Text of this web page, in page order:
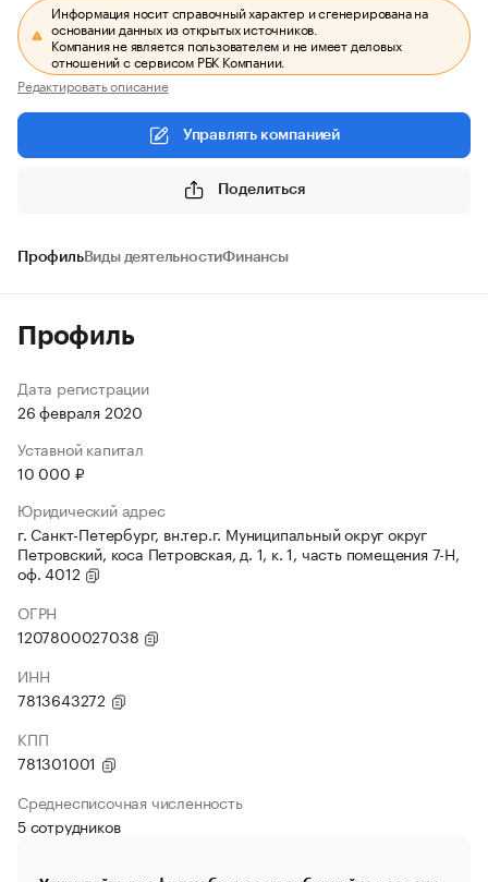
Информация носит справочный характер и сгенерирована на
основании данных из открытых источников.
Компания не является пользователем и не имеет деловых
отношений с сервисом РБК Компании.
Редактировать описание
Управлять компанией
Поделиться
ПрофильВиды деятельностиФинансы
Профиль
Дата регистрации
26 февраля 2020
Уставной капитал
10 000 ₽
Юридический адрес
г. Санкт-Петербург, вн.тер.г. Муниципальный округ округ
Петровский, коса Петровская, д. 1, к. 1, часть помещения 7-Н,
оф. 4012
ОГРН
1207800027038
ИНН
7813643272
КПП
781301001
Среднесписочная численность
5 сотрудников